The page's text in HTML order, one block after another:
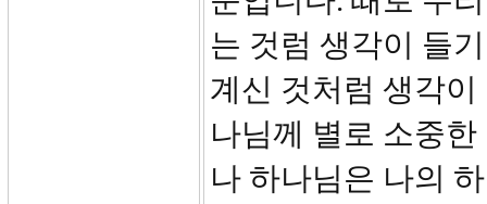
는 것럼 생각이 들
계신 것처럼 생각
나님께 별로 소중
나 하나님은 나의